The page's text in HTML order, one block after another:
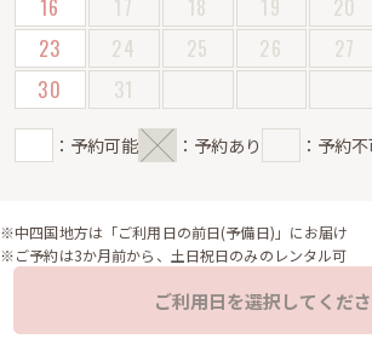
16
17 18 19 20
23
24 25 26 27
30
31
：予約可能 ：予約あり ：予約
※中四国地方は「ご利用日の前日(予備日)」にお届け
※ご予約は3か月前から、土日祝日のみのレンタル可
ご利用日を選択してくだ